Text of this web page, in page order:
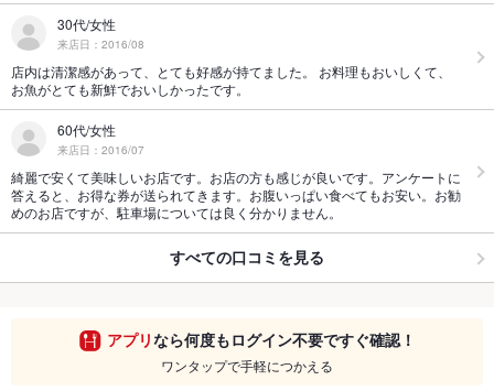
30代/女性
来店日：2016/08
店内は清潔感があって、とても好感が持てました。 お料理もおいしくて、
お魚がとても新鮮でおいしかったです。
60代/女性
来店日：2016/07
綺麗で安くて美味しいお店です。お店の方も感じが良いです。アンケートに
答えると、お得な券が送られてきます。お腹いっぱい食べてもお安い。お勧
めのお店ですが、駐車場については良く分かりません。
すべての口コミを見る
アプリなら何度もログイン不要ですぐ確認！
ワンタップで手軽につかえる